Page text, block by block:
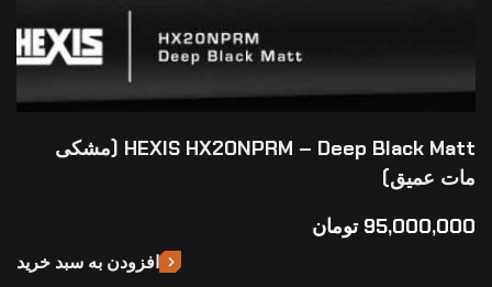
HEXIS HX20NPRM – Deep Black Matt (مشکی
مات عمیق)
95,000,000 تومان
افزودن به سبد خرید